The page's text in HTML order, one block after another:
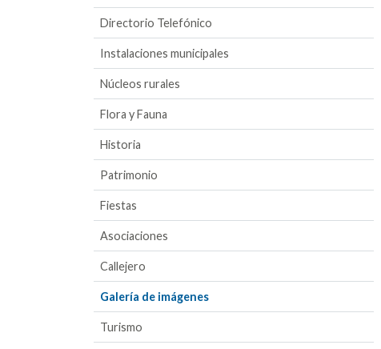
Directorio Telefónico
Instalaciones municipales
Núcleos rurales
Flora y Fauna
Historia
Patrimonio
Fiestas
Asociaciones
Callejero
Galería de imágenes
Turismo